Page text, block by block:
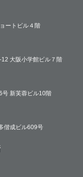
ートビル４階
大阪小学館ビル７階
号 新芙蓉ビル10階
偕成ビル609号